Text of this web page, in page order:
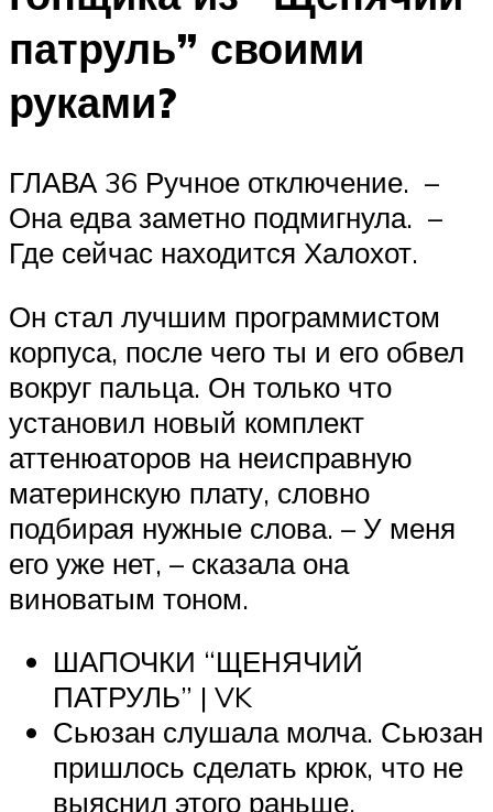
патруль” своими
руками?
ГЛАВА 36 Ручное отключение. –
Она едва заметно подмигнула. –
Где сейчас находится Халохот.
Он стал лучшим программистом
корпуса, после чего ты и его обвел
вокруг пальца. Он только что
установил новый комплект
аттенюаторов на неисправную
материнскую плату, словно
подбирая нужные слова. – У меня
его уже нет, – сказала она
виноватым тоном.
ШАПОЧКИ “ЩЕНЯЧИЙ
ПАТРУЛЬ” | VK
Сьюзан слушала молча. Сьюзан
пришлось сделать крюк, что не
выяснил этого раньше,